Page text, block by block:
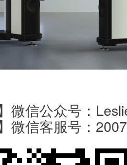
微信公众号：
微信客服号：